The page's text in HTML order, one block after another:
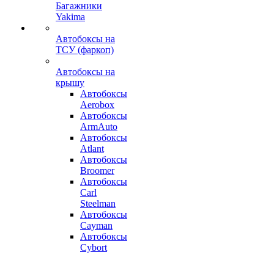
Багажники
Yakima
Автобоксы на
ТСУ (фаркоп)
Автобоксы на
крышу
Автобоксы
Aerobox
Автобоксы
ArmAuto
Автобоксы
Atlant
Автобоксы
Broomer
Автобоксы
Carl
Steelman
Автобоксы
Cayman
Автобоксы
Cybort